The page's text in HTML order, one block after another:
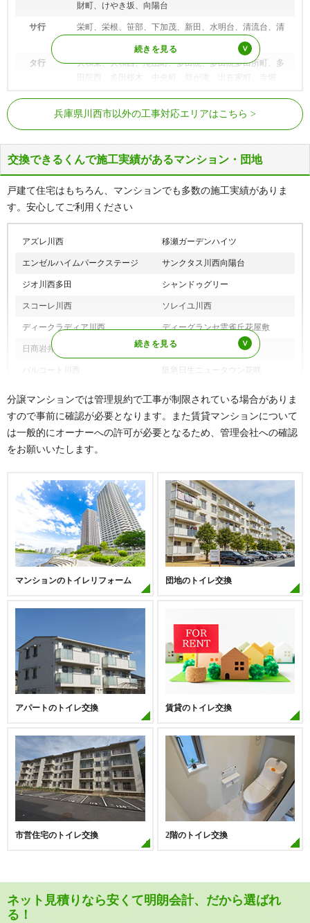
財町、けやき坂、向陽台
サ行
栄町、栄根、笹部、下加茂、新田、水明台、清流台、清
タ行
大和東、大和西、滝山町、多田院、多田院多田所町、多
田院西、多田桜木、中央町、鼓が滝、出在家町、寺畑
ナ行 長尾町、西畦野、西多田
萩原、萩原台東、萩原台西、花屋敷、花屋敷山手町、火
丘、緑台、南野坂、南花屋敷、見野、美山台、虫生
ヤ行 矢問、矢問東町、柳谷、山下町、山原、湯山台、横路
JR福知山線（JR宝塚線） 北伊丹駅、川西池田駅
能勢電鉄妙見線
川西能勢口駅、絹延橋駅、滝山駅、鶯
の森駅、鼓滝駅、多田駅、平野駅、一
の鳥居駅、畦野駅、山下駅、笹部駅
能勢電鉄日生線 山下駅
兵庫県川西市以外の工事対応エリアはこちら
交換できるくんで施工実績があるマンション・団地
戸建て住宅はもちろん、マンションでも多数の施工実績がありま
す。安心してご利用ください
アズレ川西 移瀬ガーデンハイツ
エンゼルハイムパークステージ サンクタス川西向陽台
ジオ川西多田 シャンドゥグリー
スコーレ川西 ソレイユ川西
ディークラディア川西 ディーグランセ雲雀丘花屋敷
日商岩井多田マンション 花咲く丘の街E棟
パルコート川西 阪急日生ニュータウン花咲
西
ミレステマンション
ライオンズマンション川西滝山
※その他、多数の実績がございます。
分譲マンションでは管理規約で工事が制限されている場合がありま
すので事前に確認が必要となります。また賃貸マンションについて
は一般的にオーナーへの許可が必要となるため、管理会社への確認
をお願いいたします。
マンションのトイレリフォーム 団地のトイレ交換
アパートのトイレ交換 賃貸のトイレ交換
市営住宅のトイレ交換 2階のトイレ交換
ネット見積りなら安くて明朗会計、だから選ばれ
る！